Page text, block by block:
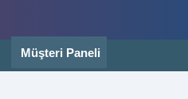
Müşteri Paneli